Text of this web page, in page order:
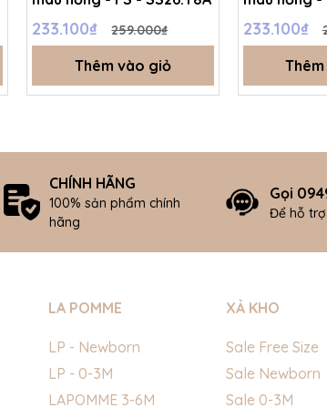
233.100₫ 259.000₫
Thêm vào giỏ
233.100₫
CHÍNH HÃNG
100% sản phẩm chính
hãng
Gọi
Để hỗ
LA POMME
LP - Newborn
LP - 0-3M
LAPOMME 3-6M
XẢ KHO
Sale Free Size
Sale Newborn
Sale 0-3M